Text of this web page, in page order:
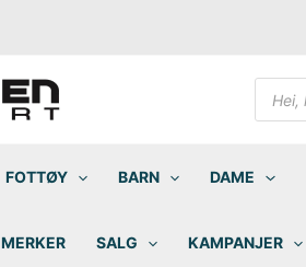
search
FOTTØY BARN DAME
MERKER SALG KAMPANJER